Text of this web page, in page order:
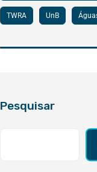
TWRA UnB
Pesquisar